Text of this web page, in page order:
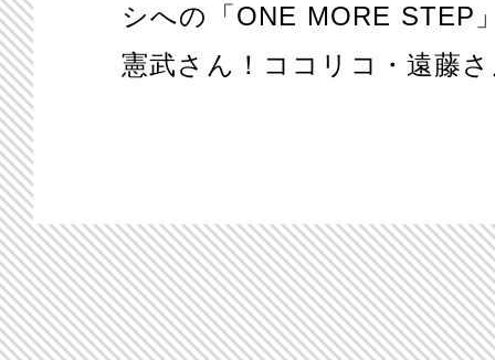
シへの「 ONE MORE STEP
憲武さん！ココリコ・遠藤